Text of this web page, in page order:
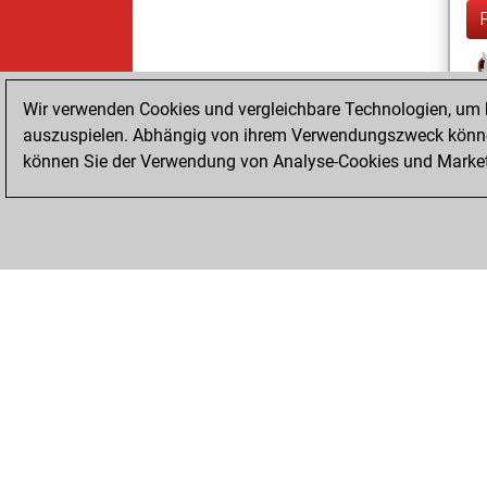
Wir verwenden Cookies und vergleichbare Technologien,
auszuspielen. Abhängig von ihrem Verwendungszweck
können Sie der Verwendung von Analyse-Cookies und